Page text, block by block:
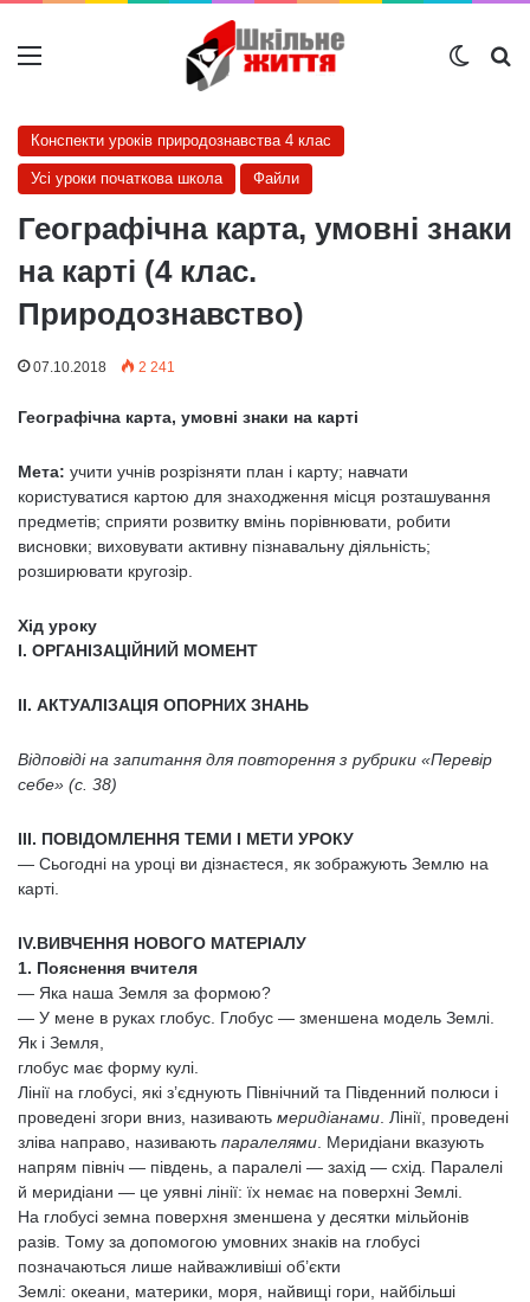
Меню
Конспекти уроків природознавства 4 клас
Усі уроки початкова школа Файли
Географічна карта, умовні знаки
на карті (4 клас.
Природознавство)
07.10.2018 2 241
Географічна карта, умовні знаки на карті
Мета: учити учнів розрізняти план і карту; навчати
користуватися картою для знаходження місця розташування
предметів; сприяти розвитку вмінь порівнювати, робити
висновки; виховувати активну пізнавальну діяльність;
розширювати кругозір.
Хід уроку
I. ОРГАНІЗАЦІЙНИЙ МОМЕНТ
ІІ. АКТУАЛІЗАЦІЯ ОПОРНИХ ЗНАНЬ
Відповіді на запитання для повторення з рубрики «Перевір
себе» (с. 38)
III. ПОВІДОМЛЕННЯ ТЕМИ І МЕТИ УРОКУ
— Сьогодні на уроці ви дізнаєтеся, як зображують Землю на
карті.
ІV.ВИВЧЕННЯ НОВОГО МАТЕРІАЛУ
1. Пояснення вчителя
— Яка наша Земля за формою?
— У мене в руках глобус. Глобус — зменшена модель Землі.
Як і Земля,
глобус має форму кулі.
Лінії на глобусі, які з’єднують Північний та Південний полюси і
проведені згори вниз, називають меридіанами . Лінії, проведені
зліва направо, називають паралелями . Меридіани вказують
напрям північ — південь, а паралелі — захід — схід. Паралелі
й меридіани — це уявні лінії: їх немає на поверхні Землі.
На глобусі земна поверхня зменшена у десятки мільйонів
разів. Тому за допомогою умовних знаків на глобусі
позначаються лише найважливіші об’єкти
Землі: океани, материки, моря, найвищі гори, найбільші